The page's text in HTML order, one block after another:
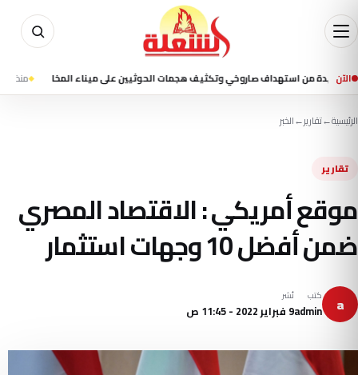
الآن
من استهداف صاروخي وتكثيف هجمات الحوثيين على ميناء المخا منذ 2 ساعة 7 قتلى ونحو 35 جريحًا في قصف حوثي استهدف ميناء المخا وتجمعات سكنية
الرئيسية←تقارير←الخبر
تقارير
موقع أمريكي : الاقتصاد المصري
ضمن أفضل 10 وجهات استثمار
a كتب
admin
نُشر
9 فبراير 2022 - 11:45 ص